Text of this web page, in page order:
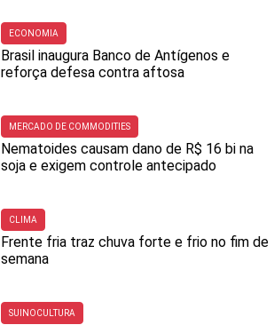
ECONOMIA
Brasil inaugura Banco de Antígenos e
reforça defesa contra aftosa
MERCADO DE COMMODITIES
Nematoides causam dano de R$ 16 bi na
soja e exigem controle antecipado
CLIMA
Frente fria traz chuva forte e frio no fim de
semana
SUINOCULTURA